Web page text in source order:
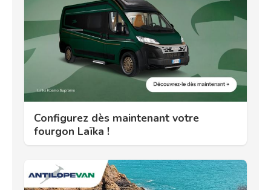
Configurez dès maintenant votre
fourgon Laïka !